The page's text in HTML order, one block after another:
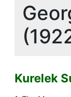
Kurelek